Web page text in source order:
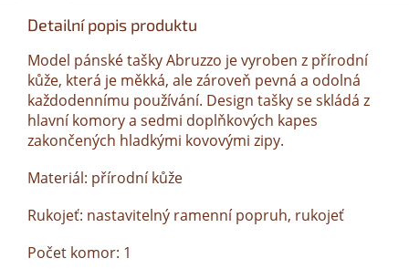
Detailní popis produktu
Model pánské tašky Abruzzo je vyroben z přírodní
kůže, která je měkká, ale zároveň pevná a odolná
každodennímu používání. Design tašky se skládá z
hlavní komory a sedmi doplňkových kapes
zakončených hladkými kovovými zipy.
Materiál: přírodní kůže
Rukojeť: nastavitelný ramenní popruh, rukojeť
Počet komor: 1